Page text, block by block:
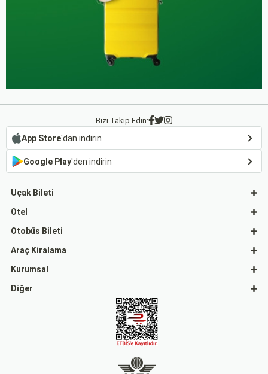
Bizi Takip Edin:
App Store'dan indirin
Google Play'den indirin
Uçak Bileti
Otel
Otobüs Bileti
Araç Kiralama
Kurumsal
Diğer